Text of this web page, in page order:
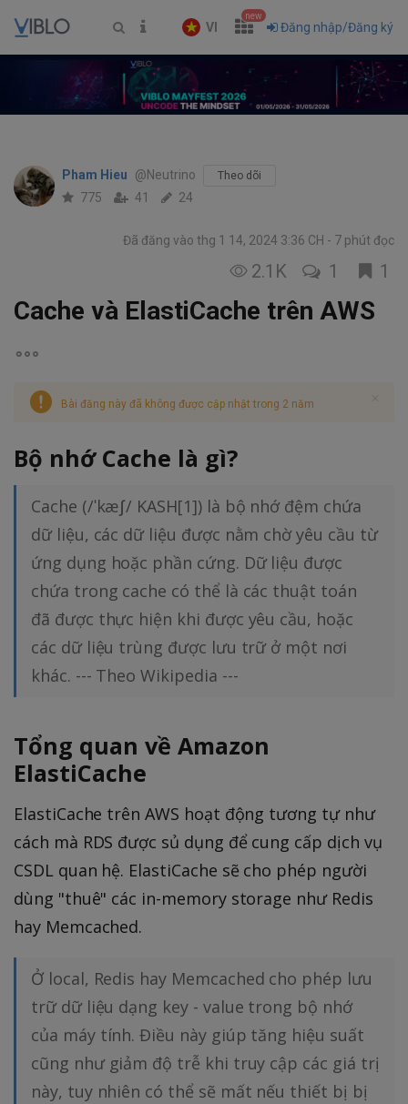
VI
new
Đăng nhập/Đăng ký
Pham Hieu @Neutrino Theo dõi
775 41 24
Đã đăng vào thg 1 14, 2024 3:36 CH 7 phút đọc
2.1K 1 1
Cache và ElastiCache trên AWS
Bài đăng này đã không được cập nhật trong 2 năm
Bộ nhớ Cache là gì?
Cache (/ˈkæʃ/ KASH[1]) là bộ nhớ đệm chứa
dữ liệu, các dữ liệu được nằm chờ yêu cầu từ
ứng dụng hoặc phần cứng. Dữ liệu được
chứa trong cache có thể là các thuật toán
đã được thực hiện khi được yêu cầu, hoặc
các dữ liệu trùng được lưu trữ ở một nơi
khác. --- Theo Wikipedia ---
Tổng quan về Amazon
ElastiCache
ElastiCache trên AWS hoạt động tương tự như
cách mà RDS được sủ dụng để cung cấp dịch vụ
CSDL quan hệ. ElastiCache sẽ cho phép người
dùng "thuê" các in-memory storage như Redis
hay Memcached.
Ở local, Redis hay Memcached cho phép lưu
trữ dữ liệu dạng key - value trong bộ nhớ
của máy tính. Điều này giúp tăng hiệu suất
cũng như giảm độ trễ khi truy cập các giá trị
này, tuy nhiên có thể sẽ mất nếu thiết bị bị